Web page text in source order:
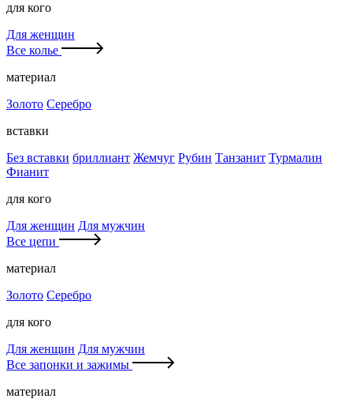
для кого
Для женщин
Все колье
материал
Золото Серебро
вставки
Без вставки бриллиант Жемчуг Рубин Танзанит Турмалин
Фианит
для кого
Для женщин Для мужчин
Все цепи
материал
Золото Серебро
для кого
Для женщин Для мужчин
Все запонки и зажимы
материал